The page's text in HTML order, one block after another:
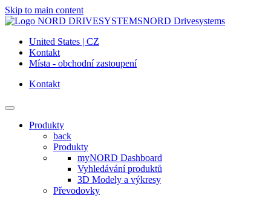
Skip to main content
NORD Drivesystems
United States | CZ
Kontakt
Místa - obchodní zastoupení
Kontakt
Produkty
back
Produkty
myNORD Dashboard
Vyhledávání produktů
3D Modely a výkresy
Převodovky